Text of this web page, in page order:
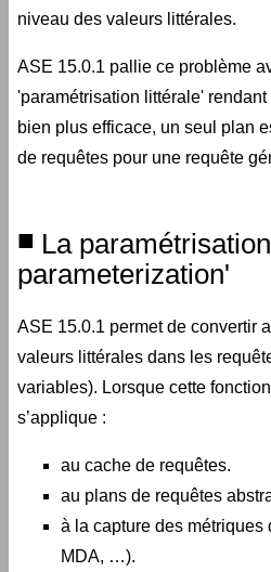
niveau des valeurs littérales.
ASE 15.0.1 pallie ce problème
'paramétrisation littérale'
bien plus efficace, un seul plan
de requêtes pour une requête
La
parameterization'
ASE 15.0.1 permet de convertir
valeurs littérales dans les
variables). Lorsque cette
s’applique :
au cache de requêtes.
au plans de requêtes
à la capture des métriques
MDA, …).